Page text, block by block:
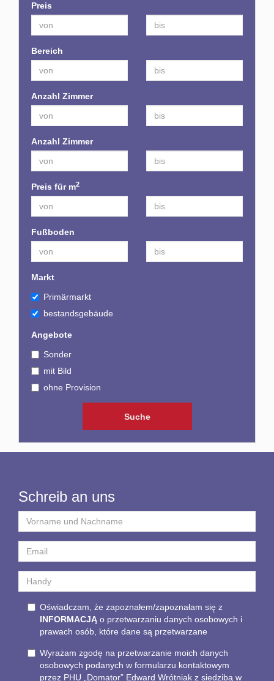
Preis
Bereich
Anzahl Zimmer
Anzahl Zimmer
Preis für m2
Fußboden
Markt
Primärmarkt
bestandsgebäude
Angebote
Sonder
mit Bild
ohne Provision
Schreib an uns
Oświadczam, że zapoznałem/zapoznałam się z
INFORMACJĄ o przetwarzaniu danych osobowych i
prawach osób, które dane są przetwarzane
Wyrażam zgodę na przetwarzanie moich danych
osobowych podanych w formularzu kontaktowym
przez PHU „Domator” Edward Wrótniak z siedzibą w